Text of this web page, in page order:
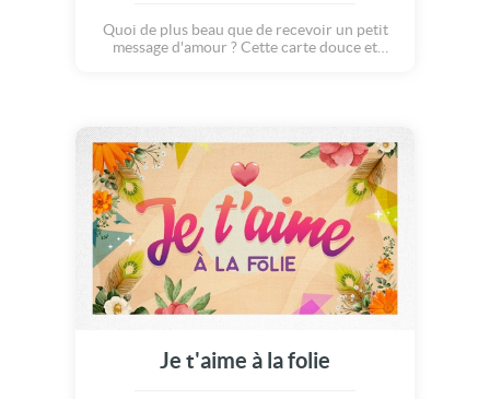
Quoi de plus beau que de recevoir un petit
message d'amour ? Cette carte douce et
Je t'aime à la folie